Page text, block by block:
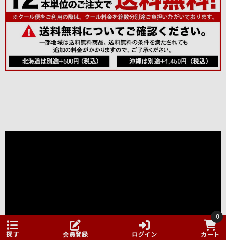
探す 会員登録 ログイン
0
カート